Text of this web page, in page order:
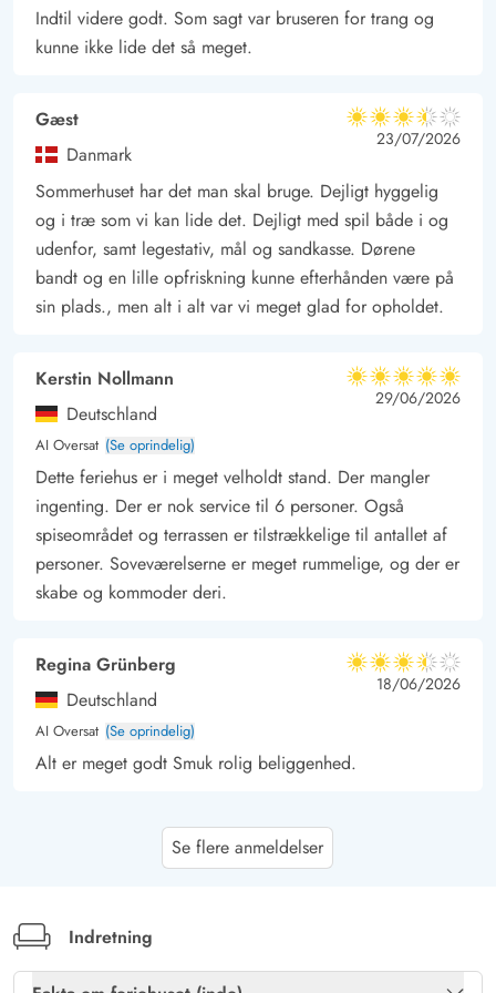
en tur langs kysten eller prøve kræfter med vandsport. Indkøb
er bekvemt placeret 3000 meter væk, så du nemt kan hente
Ud over naturskønne oplevelser byder området også på en
række lokale seværdigheder, som kan tilfredsstille alles
interesser. Besøg for eksempel Bork Vikingehavn og dyk ned i
vikingernes fascinerende verden, eller tag en tur til
Blåvandshuk Fyr, hvor du kan nyde en spektakulær udsigt over
Vesterhavet. Legoland, som kun ligger en kort køretur væk,
byder på spændende oplevelser for børn og barnlige sjæle.
Indtil videre godt. Som sagt var bruseren for trang og
kunne ikke lide det så meget.
Gæst
Danmark
3.5 ud af 5
3.5 ud af 5
3.5 out of 5
23/07/2026
Sommerhuset har det man skal bruge. Dejligt hyggelig
og i træ som vi kan lide det. Dejligt med spil både i og
udenfor, samt legestativ, mål og sandkasse. Dørene
bandt og en lille opfriskning kunne efterhånden være på
sin plads., men alt i alt var vi meget glad for opholdet.
Kerstin Nollmann
Deutschland
AI Oversat (Se oprindelig)
5 ud af 5
5 ud af 5
5 out of 5
29/06/2026
Dette feriehus er i meget velholdt stand. Der mangler
ingenting. Der er nok service til 6 personer. Også
spiseområdet og terrassen er tilstrækkelige til antallet af
personer. Soveværelserne er meget rummelige, og der er
skabe og kommoder deri.
Regina Grünberg
Deutschland
AI Oversat (Se oprindelig)
3.5 ud af 5
3.5 ud af 5
3.5 out of 5
18/06/2026
Alt er meget godt Smuk rolig beliggenhed.
Feriehuset var meget rent og ordentligt. Stueområdet var
Se flere anmeldelser
Indretning